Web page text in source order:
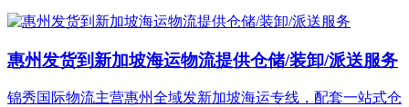
惠州发货到新加坡海运物流提供仓储/装卸/派送服务
锦秀国际物流主营惠州全域发新加坡海运专线，配套一站式仓